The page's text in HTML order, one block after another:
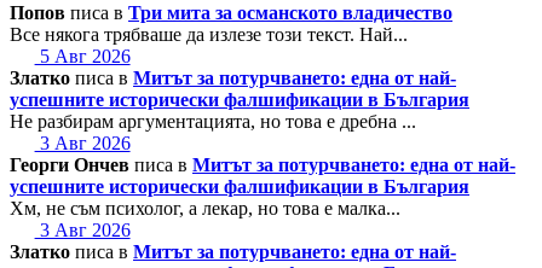
Попов писа в Три мита за османското владичество
Все някога трябваше да излезе този текст. Най...
5 Авг 2026
Златко писа в Митът за потурчването: една от най-
успешните исторически фалшификации в България
Не разбирам аргументацията, но това е дребна ...
3 Авг 2026
Георги Ончев писа в Митът за потурчването: една от най-
успешните исторически фалшификации в България
Хм, не съм психолог, а лекар, но това е малка...
3 Авг 2026
Златко писа в Митът за потурчването: една от най-